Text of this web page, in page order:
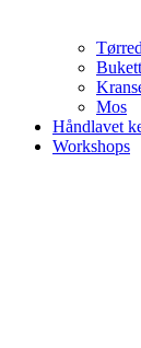
Mos
Håndlavet
Workshops